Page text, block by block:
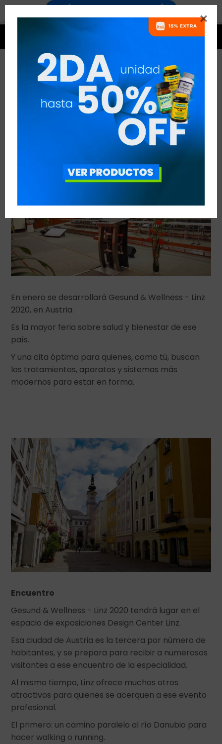

WELLNESS EN AUSTRIA
VER TODAS LAS ENTRADAS
Noticias
En enero se desarrollará Gesund & Wellness - Linz
2020, en Austria.
Es la mayor feria sobre salud y bienestar de ese
país.
Y una cita óptima para quienes, como tú, buscan
los tratamientos, aparatos y sistemas más
modernos para estar en forma.
Encuentro
Gesund & Wellness - Linz 2020 tendrá lugar en el
espacio de exposiciones Design Center Linz.
Esa ciudad de Austria es la tercera por número de
habitantes, y se prepara para recibir a numerosos
visitantes a ese encuentro de la especialidad.
Al mismo tiempo, Linz ofrece muchos otros
atractivos para quienes se acerquen a ese evento
profesional.
El primero: un camino paralelo al río Danubio para
hacer walking o running.